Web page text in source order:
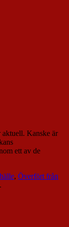
aktuell. Kanske är
ett av de
, Överfört från
.